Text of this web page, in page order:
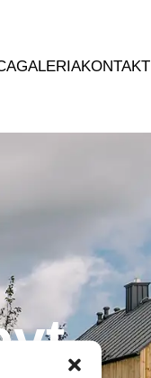
GALERIAKONTAKT